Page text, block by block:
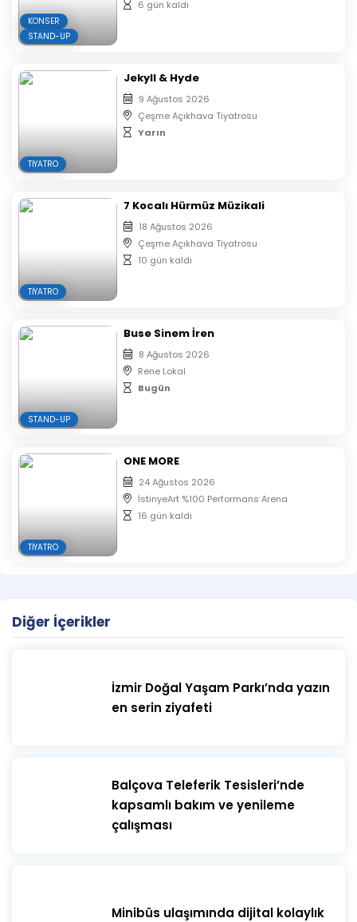
oturulması gerekmektedir.
KONSER
STAND-UP
6 gün kaldı
TIYATRO
Jekyll & Hyde
9 Ağustos 2026
Çeşme Açıkhava Tiyatrosu
Yarın
TIYATRO
7 Kocalı Hürmüz Müzikali
18 Ağustos 2026
Çeşme Açıkhava Tiyatrosu
10 gün kaldı
STAND-UP
Buse Sinem İren
8 Ağustos 2026
Rene Lokal
Bugün
TIYATRO
ONE MORE
24 Ağustos 2026
İstinyeArt %100 Performans Arena
16 gün kaldı
Diğer İçerikler
İzmir Doğal Yaşam Parkı’nda yazın
en serin ziyafeti
​Balçova Teleferik Tesisleri’nde
kapsamlı bakım ve yenileme
çalışması
Minibüs ulaşımında dijital kolaylık